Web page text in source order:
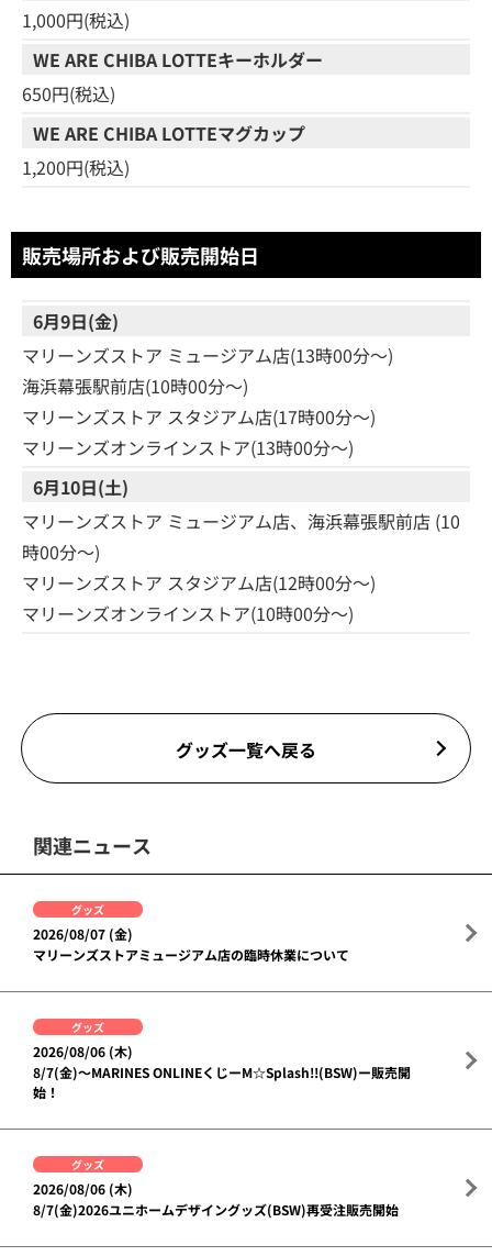
1,000円(税込)
WE ARE CHIBA LOTTEキーホルダー
650円(税込)
WE ARE CHIBA LOTTEマグカップ
1,200円(税込)
販売場所および販売開始日
6月9日(金)
マリーンズストア ミュージアム店(13時00分～)
海浜幕張駅前店(10時00分～)
マリーンズストア スタジアム店(17時00分～)
マリーンズオンラインストア(13時00分～)
6月10日(土)
マリーンズストア ミュージアム店、海浜幕張駅前店 (10
時00分～)
マリーンズストア スタジアム店(12時00分～)
マリーンズオンラインストア(10時00分～)
グッズ一覧へ戻る
関連ニュース
グッズ
2026/08/07 (金)
マリーンズストアミュージアム店の臨時休業について
グッズ
2026/08/06 (木)
8/7(金)～MARINES ONLINEくじーM☆Splash!!(BSW)ー販売開
始！
グッズ
2026/08/06 (木)
8/7(金)2026ユニホームデザイングッズ(BSW)再受注販売開始